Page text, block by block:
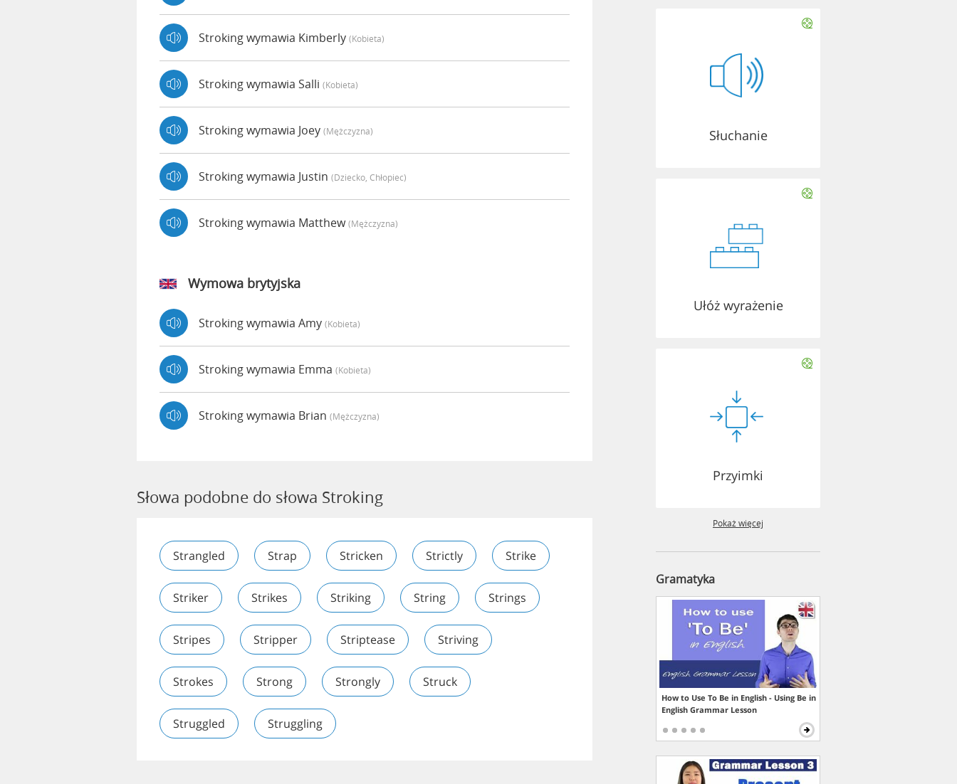
Stroking wymawia Kimberly (kobieta)
Stroking wymawia Salli (kobieta)
Stroking wymawia Joey (mężczyzna)
Stroking wymawia Justin (dziecko, Chłopiec)
Stroking wymawia Matthew(mężczyzna)
Wymowa brytyjska
Stroking wymawia Amy (kobieta)
Stroking wymawia Emma (kobieta)
Stroking wymawia Brian (mężczyzna)
Słowa podobne do słowa Stroking
Strangled Strap Stricken Strictly Strike
Striker Strikes Striking String Strings
Stripes Stripper Striptease Striving
Strokes Strong Strongly Struck
Struggled Struggling
Słuchanie
Ułóż wyrażenie
Przyimki
Pokaż więcej
Gramatyka
How to Use To Be in English - Using Be in
English Grammar Lesson